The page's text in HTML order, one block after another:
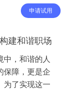
申请试用
建和谐职场
中，和谐的人
保障，更是企
为了实现这一